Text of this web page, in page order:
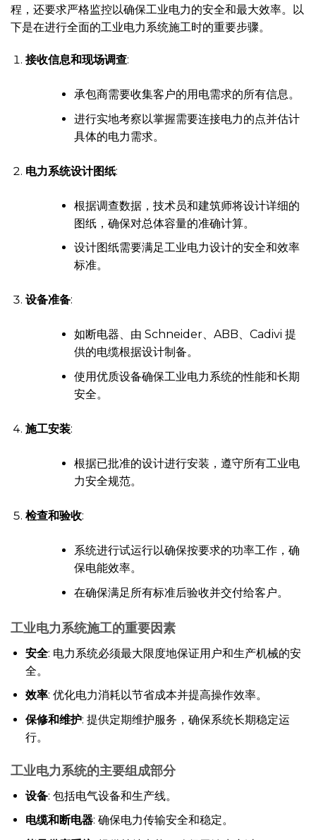
程，还要求严格监控以确保工业电力的安全和最大效率。以
下是在进行全面的工业电力系统施工时的重要步骤。
接收信息和现场调查:
承包商需要收集客户的用电需求的所有信息。
进行实地考察以掌握需要连接电力的点并估计
具体的电力需求。
电力系统设计图纸:
根据调查数据，技术员和建筑师将设计详细的
图纸，确保对总体容量的准确计算。
设计图纸需要满足工业电力设计的安全和效率
标准。
设备准备:
如断电器、由 Schneider、ABB、Cadivi 提
供的电缆根据设计制备。
使用优质设备确保工业电力系统的性能和长期
安全。
施工安装:
根据已批准的设计进行安装，遵守所有工业电
力安全规范。
检查和验收:
系统进行试运行以确保按要求的功率工作，确
保电能效率。
在确保满足所有标准后验收并交付给客户。
工业电力系统施工的重要因素
安全: 电力系统必须最大限度地保证用户和生产机械的安
全。
效率: 优化电力消耗以节省成本并提高操作效率。
保修和维护: 提供定期维护服务，确保系统长期稳定运
行。
工业电力系统的主要组成部分
设备: 包括电气设备和生产线。
电缆和断电器: 确保电力传输安全和稳定。